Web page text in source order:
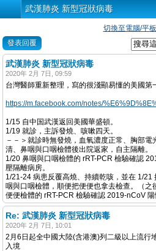
武漢肺炎 新型冠狀病毒
切換至電腦/平
發表回覆
武漢肺炎 新型冠狀病毒
2020年 2月 7日, 09:59
台灣醫師重新整理，寫的很淺顯易懂的美國第
https://m.facebook.com/notes/
1/15 自中国武漢返回美國華盛頓。
1/19 就診，主訴發燒、咳嗽四天。
－－＞就診時無發燒，血氧濃度正常、胸部
清、鼻咽與口咽檢體後出院返家，自主隔離。
1/20 鼻咽與口咽檢體的 rRT-PCR 檢驗確認
壓隔離病房。
1/21-24 病患反覆高燒、持續乾咳，並在 1/
咽與口咽檢體，順便把便便也拿去檢查。（之
便便檢體的 rRT-PCR 檢驗確認 2019-nCoV 陽
Re: 武漢肺炎 新型冠狀病毒
2020年 2月 7日, 10:01
2月6日起全中國大陸(含港澳)列二級以上流行
入境